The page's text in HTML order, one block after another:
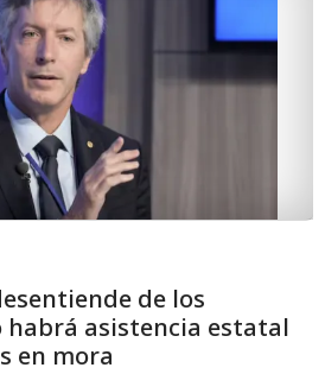
de los
habrá asistencia estatal
en mora